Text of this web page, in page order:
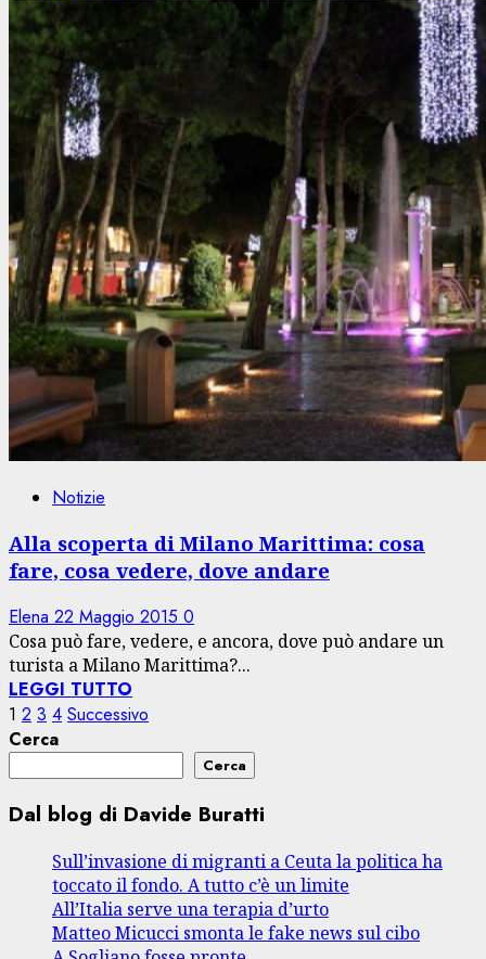
Notizie
Alla scoperta di Milano Marittima: cosa
fare, cosa vedere, dove andare
Elena 22 Maggio 2015 0
Cosa può fare, vedere, e ancora, dove può andare un
turista a Milano Marittima?...
LEGGI TUTTO
Paginazione
degli
articoli
1 2 3 4 Successivo
Cerca
Cerca
Dal blog di Davide Buratti
Sull’invasione di migranti a Ceuta la politica ha
toccato il fondo. A tutto c’è un limite
All’Italia serve una terapia d’urto
Matteo Micucci smonta le fake news sul cibo